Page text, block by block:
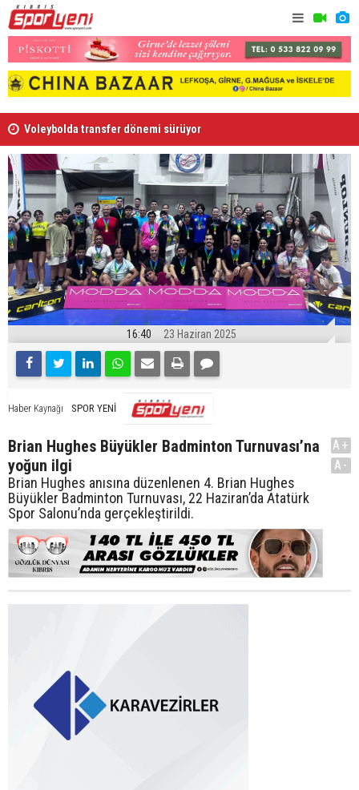
Voleybolda transfer dönemi sürüyor
16:40 23 Haziran 2025
Haber Kaynağı SPOR YENİ
Brian Hughes Büyükler Badminton Turnuvası’na
yoğun ilgi
Brian Hughes anısına düzenlenen 4. Brian Hughes
Büyükler Badminton Turnuvası, 22 Haziran’da Atatürk
Spor Salonu’nda gerçekleştirildi.
A+
A-